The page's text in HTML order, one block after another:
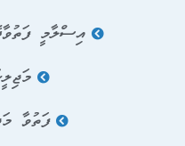
އިސްލާމީ
ފަތުވާ